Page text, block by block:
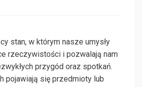
stan, w którym nasze umysły
rzeczywistości i pozwalają nam
przygód oraz spotkań.
pojawiają się przedmioty lub